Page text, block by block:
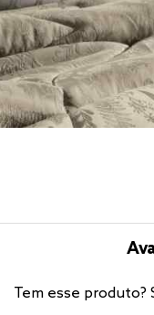
Tem esse produto?